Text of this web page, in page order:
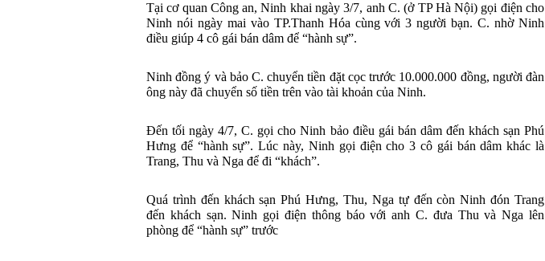
Tại cơ quan Công an, Ninh khai ngày 3/7, anh C. (ở TP Hà Nội) gọi điện cho
Ninh nói ngày mai vào TP.Thanh Hóa cùng với 3 người bạn. C. nhờ Ninh
điều giúp 4 cô gái bán dâm để “hành sự”.
Ninh đồng ý và bảo C. chuyển tiền đặt cọc trước 10.000.000 đồng, người đàn
ông này đã chuyển số tiền trên vào tài khoản của Ninh.
Đến tối ngày 4/7, C. gọi cho Ninh bảo điều gái bán dâm đến khách sạn Phú
Hưng để “hành sự”. Lúc này, Ninh gọi điện cho 3 cô gái bán dâm khác là
Trang, Thu và Nga để đi “khách”.
Quá trình đến khách sạn Phú Hưng, Thu, Nga tự đến còn Ninh đón Trang
đến khách sạn. Ninh gọi điện thông báo với anh C. đưa Thu và Nga lên
phòng để “hành sự” trước